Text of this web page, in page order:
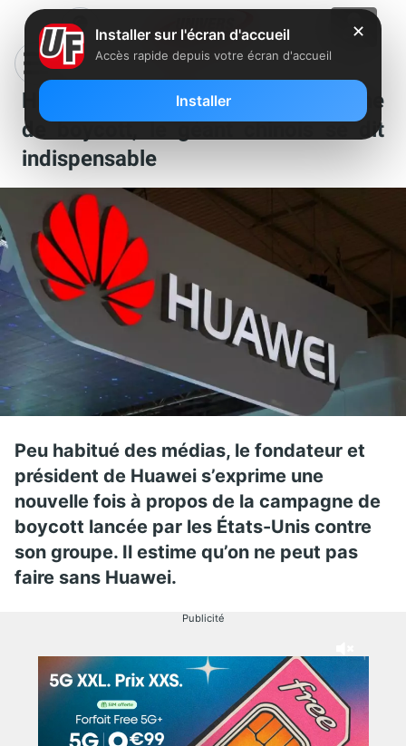
Huawei : répondant à la campagne
de boycott, le géant chinois se dit
indispensable
Peu habitué des médias, le fondateur et
président de Huawei s’exprime une
nouvelle fois à propos de la campagne de
boycott lancée par les États-Unis contre
son groupe. Il estime qu’on ne peut pas
faire sans Huawei.
Publicité
✕
Installer sur l'écran d'accueil
Accès rapide depuis votre écran d'accueil
Installer